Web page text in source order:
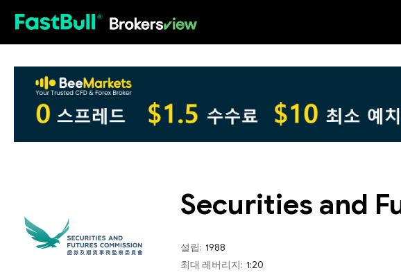
Securities and
설립: 1988
최대 레버리지: 1:20